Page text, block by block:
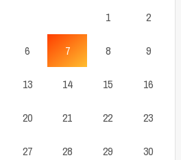
1 2
6 7 8 9
13 14 15 16
20 21 22 23
27 28 29 30